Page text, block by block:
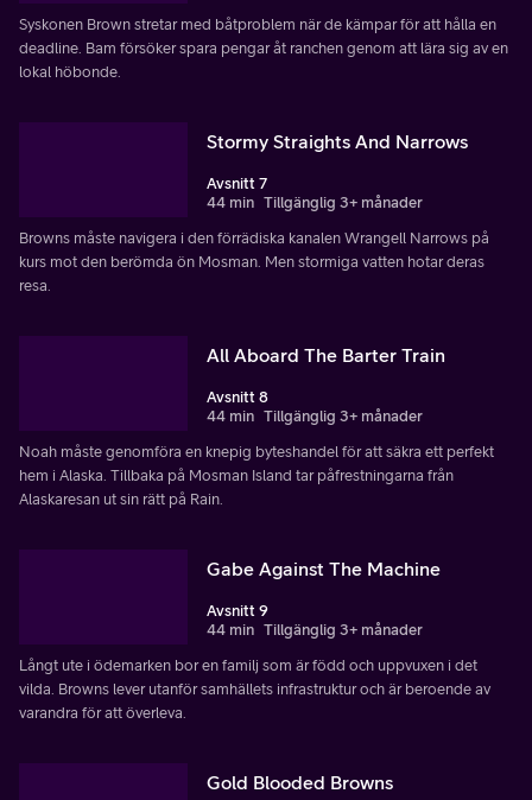
Syskonen Brown stretar med båtproblem när de kämpar för att hålla en
deadline. Bam försöker spara pengar åt ranchen genom att lära sig av en
lokal höbonde.
Stormy Straights And Narrows
Avsnitt 7
44 min Tillgänglig 3+ månader
Browns måste navigera i den förrädiska kanalen Wrangell Narrows på
kurs mot den berömda ön Mosman. Men stormiga vatten hotar deras
resa.
All Aboard The Barter Train
Avsnitt 8
44 min Tillgänglig 3+ månader
Noah måste genomföra en knepig byteshandel för att säkra ett perfekt
hem i Alaska. Tillbaka på Mosman Island tar påfrestningarna från
Alaskaresan ut sin rätt på Rain.
Gabe Against The Machine
Avsnitt 9
44 min Tillgänglig 3+ månader
Långt ute i ödemarken bor en familj som är född och uppvuxen i det
vilda. Browns lever utanför samhällets infrastruktur och är beroende av
varandra för att överleva.
Gold Blooded Browns